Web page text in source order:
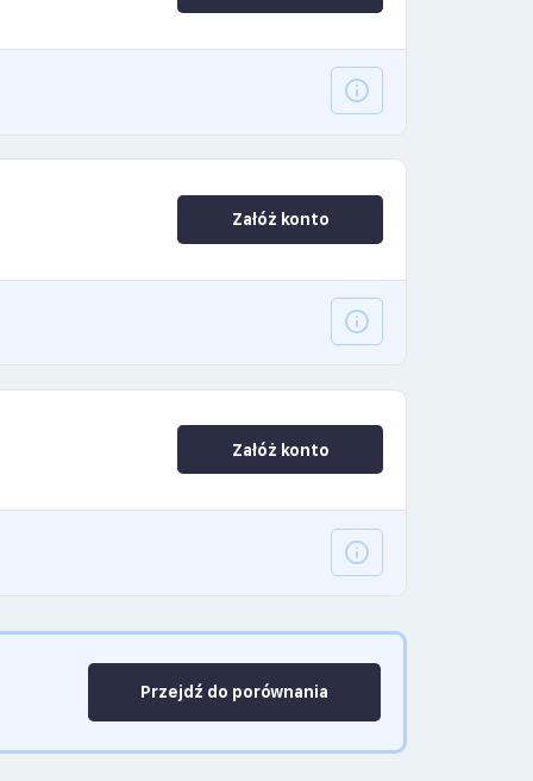
Załóż konto
Załóż konto
Przejdź do porównania